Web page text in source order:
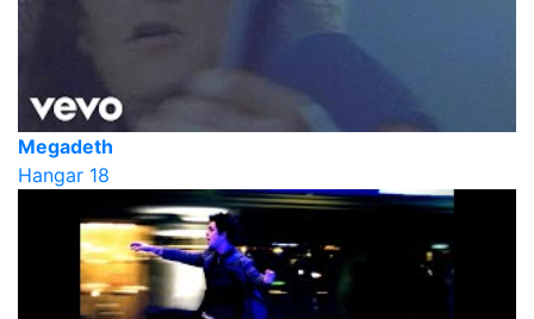
Megadeth
Hangar 18